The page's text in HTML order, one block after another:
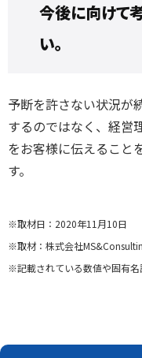
今後に向けて
い。
予断を許さない状況が
するのではなく、経営
をお客様に伝えること
す。
※取材日：2020年11月10日
※取材：株式会社
※記載されている数値や固有名